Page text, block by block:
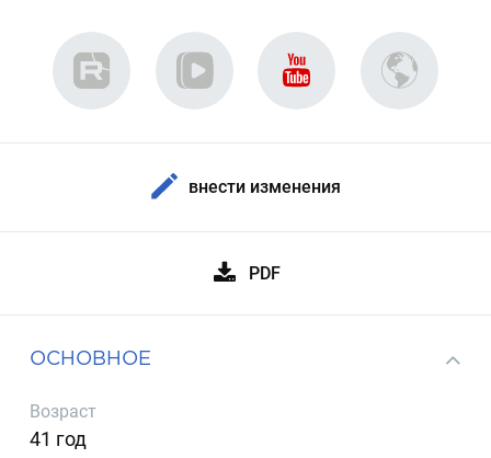
внести изменения
PDF
ОСНОВНОЕ
Возраст
41 год